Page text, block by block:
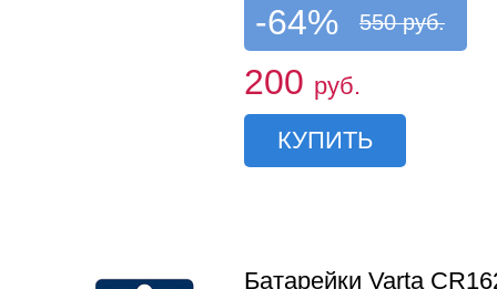
-64% 550 руб.
200 руб.
КУПИТЬ
Батарейки Varta